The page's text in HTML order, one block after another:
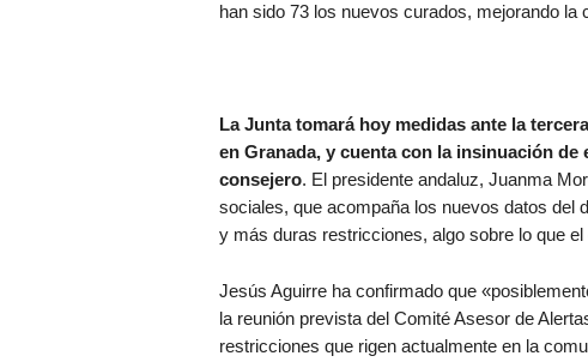
han sido 73 los nuevos curados, mejorando la
La Junta tomará hoy medidas ante la
en Granada, y cuenta con la insinuación
consejero. El presidente andaluz, Juanma
sociales, que acompaña los nuevos datos del
y más duras restricciones, algo sobre lo que
Jesús Aguirre ha confirmado que
la reunión prevista del Comité Asesor de
restricciones que rigen actualmente en la